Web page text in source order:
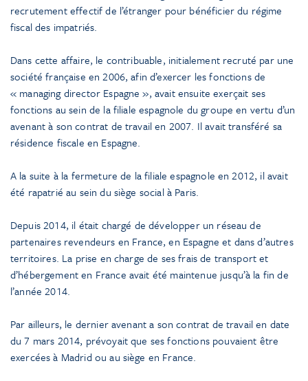
recrutement effectif de l’étranger pour bénéficier du régime
fiscal des impatriés.
Dans cette affaire, le contribuable, initialement recruté par une
société française en 2006, afin d’exercer les fonctions de
« managing director Espagne », avait ensuite exerçait ses
fonctions au sein de la filiale espagnole du groupe en vertu d’un
avenant à son contrat de travail en 2007. Il avait transféré sa
résidence fiscale en Espagne.
A la suite à la fermeture de la filiale espagnole en 2012, il avait
été rapatrié au sein du siège social à Paris.
Depuis 2014, il était chargé de développer un réseau de
partenaires revendeurs en France, en Espagne et dans d’autres
territoires. La prise en charge de ses frais de transport et
d’hébergement en France avait été maintenue jusqu’à la fin de
l’année 2014.
Par ailleurs, le dernier avenant a son contrat de travail en date
du 7 mars 2014, prévoyait que ses fonctions pouvaient être
exercées à Madrid ou au siège en France.